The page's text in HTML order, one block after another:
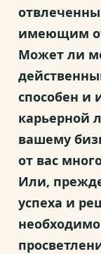
имеющим
Может ли
способен и
карьерной
вашему
от вас
Или,
успеха и